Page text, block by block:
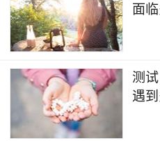
面临
测
遇到